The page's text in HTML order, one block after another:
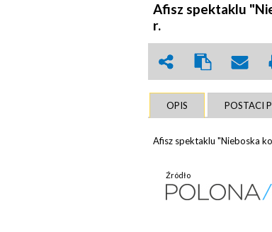
Afisz spektaklu
r.
OPIS POSTACI
Afisz spektaklu "Nieboska
Źródło